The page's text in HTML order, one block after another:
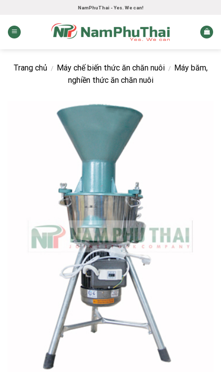
content
NamPhuThai - Yes. We can!
Trang chủ / Máy chế biến thức ăn chăn nuôi / Máy băm,
nghiền thức ăn chăn nuôi